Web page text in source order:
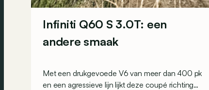
Infiniti Q60 S 3.0T: een
andere smaak
Met een drukgevoede V6 van meer dan 400 pk
en een agressieve lijn lijkt deze coupé richting